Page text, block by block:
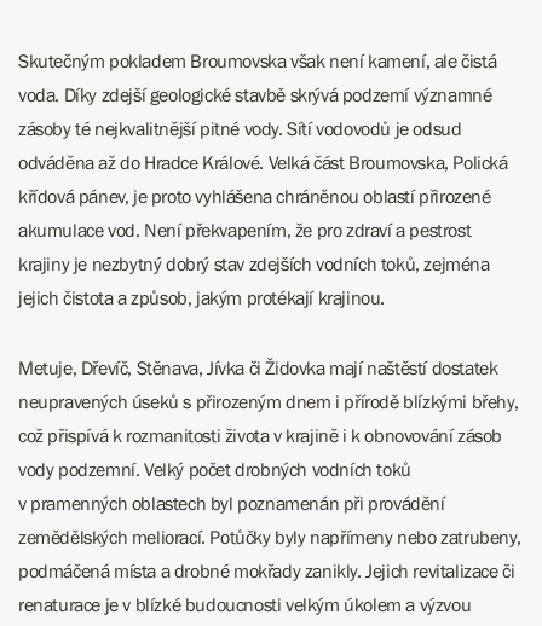
Skutečným pokladem Broumovska však není kamení, ale čistá
voda. Díky zdejší geologické stavbě skrývá podzemí významné
zásoby té nejkvalitnější pitné vody. Sítí vodovodů je odsud
odváděna až do Hradce Králové. Velká část Broumovska, Polická
křídová pánev, je proto vyhlášena chráněnou oblastí přirozené
akumulace vod. Není překvapením, že pro zdraví a pestrost
krajiny je nezbytný dobrý stav zdejších vodních toků, zejména
jejich čistota a způsob, jakým protékají krajinou.
Metuje, Dřevíč, Stěnava, Jívka či Židovka mají naštěstí dostatek
neupravených úseků s přirozeným dnem i přírodě blízkými břehy,
což přispívá k rozmanitosti života v krajině i k obnovování zásob
vody podzemní. Velký počet drobných vodních toků
v pramenných oblastech byl poznamenán při provádění
zemědělských meliorací. Potůčky byly napřímeny nebo zatrubeny,
podmáčená místa a drobné mokřady zanikly. Jejich revitalizace či
renaturace je v blízké budoucnosti velkým úkolem a výzvou